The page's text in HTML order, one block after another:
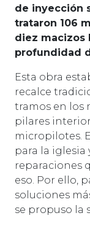
de inyección
trataron 106
diez macizos
profundidad
Esta obra
recalce
tramos en los
pilares
micropilotes.
para la
reparaciones
eso. Por ello,
soluciones
se propuso la